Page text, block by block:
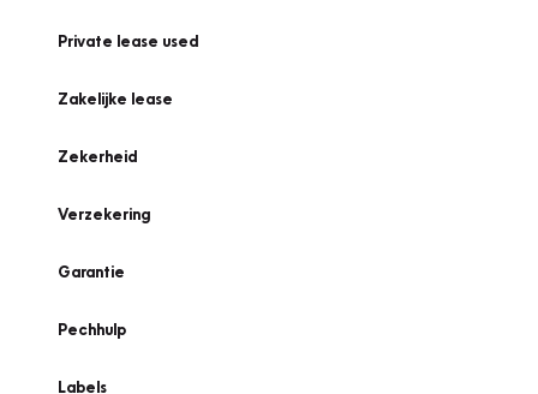
Private lease used
Zakelijke lease
Zekerheid
Verzekering
Garantie
Pechhulp
Labels